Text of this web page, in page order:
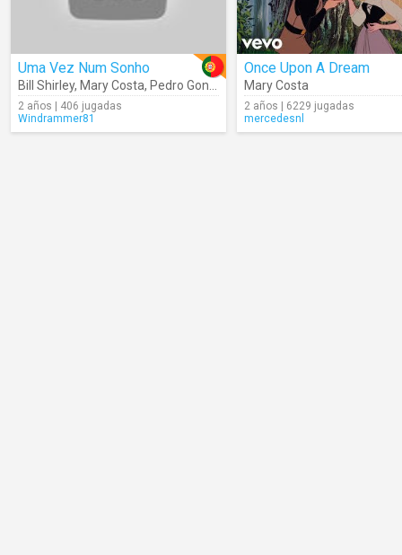
Uma Vez Num Sonho
Bill Shirley, Mary Costa, Pedro Gonçalves ,Carla García
2 años | 406 jugadas
Windrammer81
Once Upon A Dream
Mary Costa
2 años | 6229 jugadas
mercedesnl